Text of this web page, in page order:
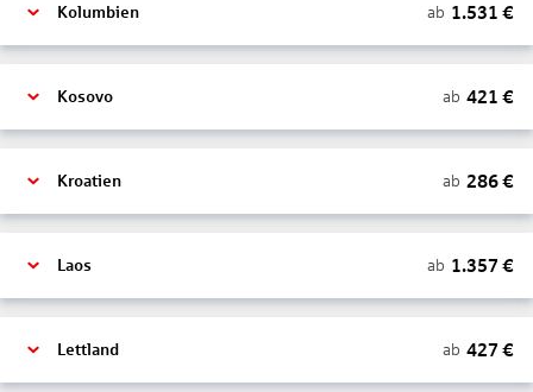
Kolumbien ab 1.531 €
Kosovo ab 421 €
Kroatien ab 286€
Laos ab 1.357 €
Lettland ab 427 €